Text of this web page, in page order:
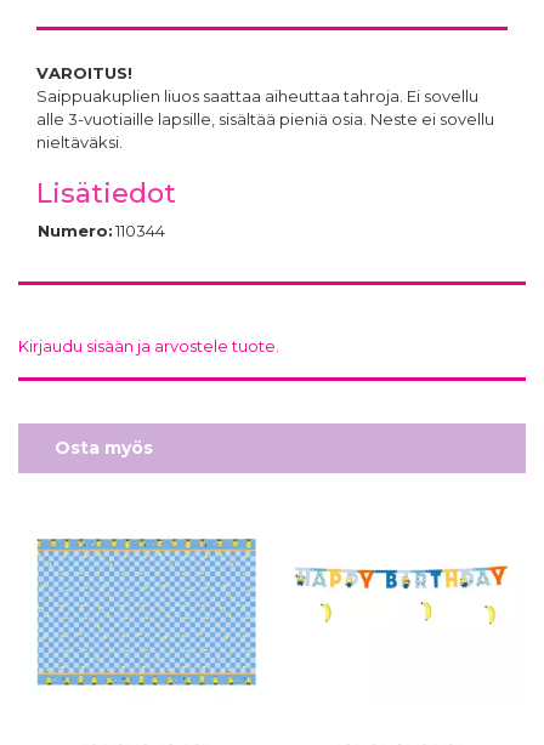
VAROITUS!
Saippuakuplien liuos saattaa aiheuttaa tahroja. Ei sovellu
alle 3-vuotiaille lapsille, sisältää pieniä osia. Neste ei sovellu
nieltäväksi.
Lisätiedot
Numero:110344
Kirjaudu sisään ja arvostele tuote.
Osta myös